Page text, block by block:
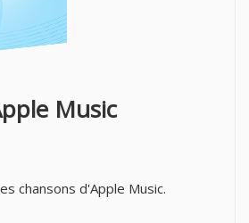
Music
chansons d'Apple Music.